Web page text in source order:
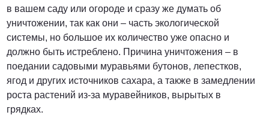
в вашем саду или огороде и сразу же думать об
уничтожении, так как они – часть экологической
системы, но большое их количество уже опасно и
должно быть истреблено. Причина уничтожения – в
поедании садовыми муравьями бутонов, лепестков,
ягод и других источников сахара, а также в замедлении
роста растений из-за муравейников, вырытых в
грядках.